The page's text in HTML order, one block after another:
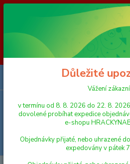
Vážení zákazníci, v termínu od 8. 8.
důvodu čerpání dovolené probíhat
provoz e-shopu
uhrazené do čtvrtka 6. 8. 2026 budou
Objednávky přijaté, nebo uhrazené od
2026 budou postupně expedovány od
pochopení
Důležité
Vážení
v termínu od 8. 8. 2026 do 22. 8.
dovolené probíhat expedice
e-shopu
Objednávky přijaté, nebo uhrazené
expedovány v pátek